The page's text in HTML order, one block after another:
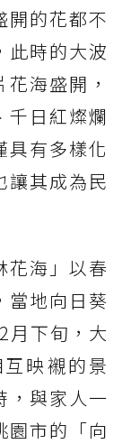
開的花都不
此時的大波
海盛開，
千日紅燦爛
具有多樣化
讓其成為民
花海」以春
當地向日葵
月下旬，大
映襯的景
，與家人一
園市的「向